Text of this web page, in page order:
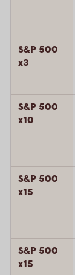
S&P 500
x3
S&P 500
x10
S&P 500
x15
S&P 500
x15